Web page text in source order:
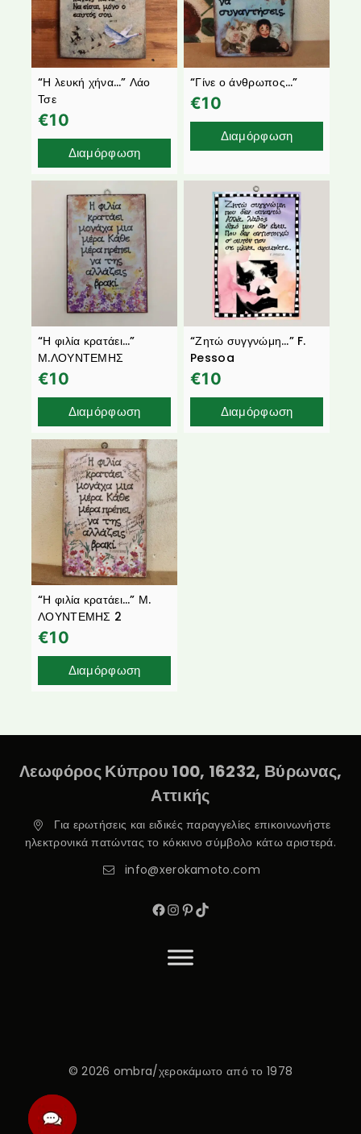
“Η λευκή χήνα…” Λάο
Τσε
€10
Διαμόρφωση
“Γίνε ο άνθρωπος…”
€10
Διαμόρφωση
“Η φιλία κρατάει…”
Μ.ΛΟΥΝΤΕΜΗΣ
€10
Διαμόρφωση
“Ζητώ συγγνώμη…” F.
Pessoa
€10
Διαμόρφωση
“Η φιλία κρατάει…” Μ.
ΛΟΥΝΤΕΜΗΣ 2
€10
Διαμόρφωση
Λεωφόρος Κύπρου 100, 16232, Βύρωνας,
Αττικής
Για ερωτήσεις και ειδικές παραγγελίες επικοινωνήστε
ηλεκτρονικά πατώντας το κόκκινο σύμβολο κάτω αριστερά.
info@xerokamoto.com
© 2026 ombra/χεροκάμωτο από το 1978